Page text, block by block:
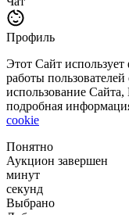
Профиль
Этот Сайт
работы
использование
подробная
cookie
Понятно
Аукцион завершен
минут
секунд
Выбрано